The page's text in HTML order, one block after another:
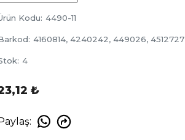
Kodu: 4490-11
: 4160814, 4240242, 449026, 4512727
: 4
₺
: